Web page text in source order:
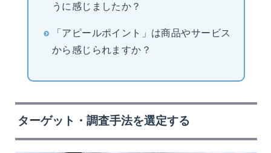
うに感じましたか？
「アピールポイント」は商品やサービス
から感じられますか？
ターゲット・調査手法を選定する